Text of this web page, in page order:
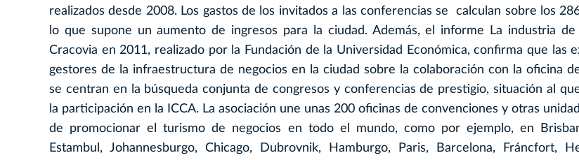
realizados desde 2008. Los gastos de los invitados a las conferencias se calculan sobre los
lo que supone un aumento de ingresos para la ciudad. Además, el informe La industria
Cracovia en 2011, realizado por la Fundación de la Universidad Económica, confirma que las
gestores de la infraestructura de negocios en la ciudad sobre la colaboración con la oficina
se centran en la búsqueda conjunta de congresos y conferencias de prestigio, situación al
la participación en la ICCA. La asociación une unas 200 oficinas de convenciones y otras
de promocionar el turismo de negocios en todo el mundo, como por ejemplo, en
Estambul, Johannesburgo, Chicago, Dubrovnik, Hamburgo, Paris, Barcelona, Fráncfort,